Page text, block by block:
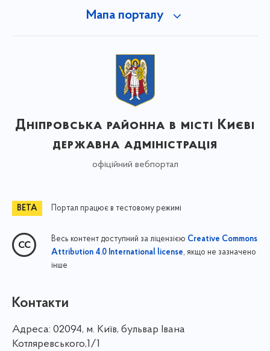
Мапа порталу
Дніпровська районна в місті Києві
державна адміністрація
офіційний вебпортал
Портал працює в тестовому режимі
Весь контент доступний за ліцензією Creative Commons
Attribution 4.0 International license, якщо не зазначено
інше
Контакти
Адреса: 02094, м. Київ, бульвар Івана
Котляревського,1/1